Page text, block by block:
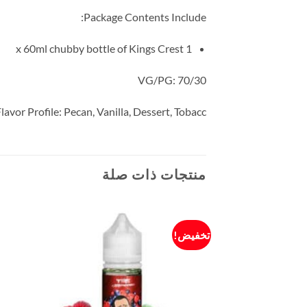
Package Contents Include:
1 x 60ml chubby bottle of Kings Crest
VG/PG: 70/30
Profile: Pecan, Vanilla, Dessert, Tobacc.
منتجات ذات صلة
تخفيض!